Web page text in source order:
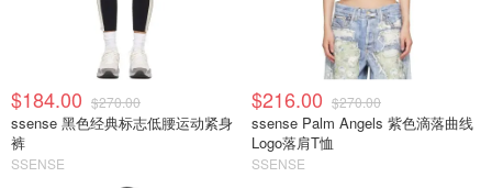
$184.00 $270.00
ssense 黑色经典标志低腰运动紧身
裤
SSENSE
$216.00 $270.00
ssense Palm Angels 紫色滴落曲线
Logo落肩T恤
SSENSE